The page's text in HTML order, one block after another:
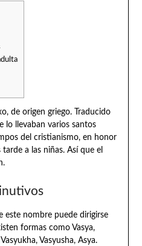
de origen griego. Traducido
lo llevaban varios santos
del cristianismo, en honor
a las niñas. Así que el
este nombre puede dirigirse
formas como Vasya,
Vasyusha, Asya.